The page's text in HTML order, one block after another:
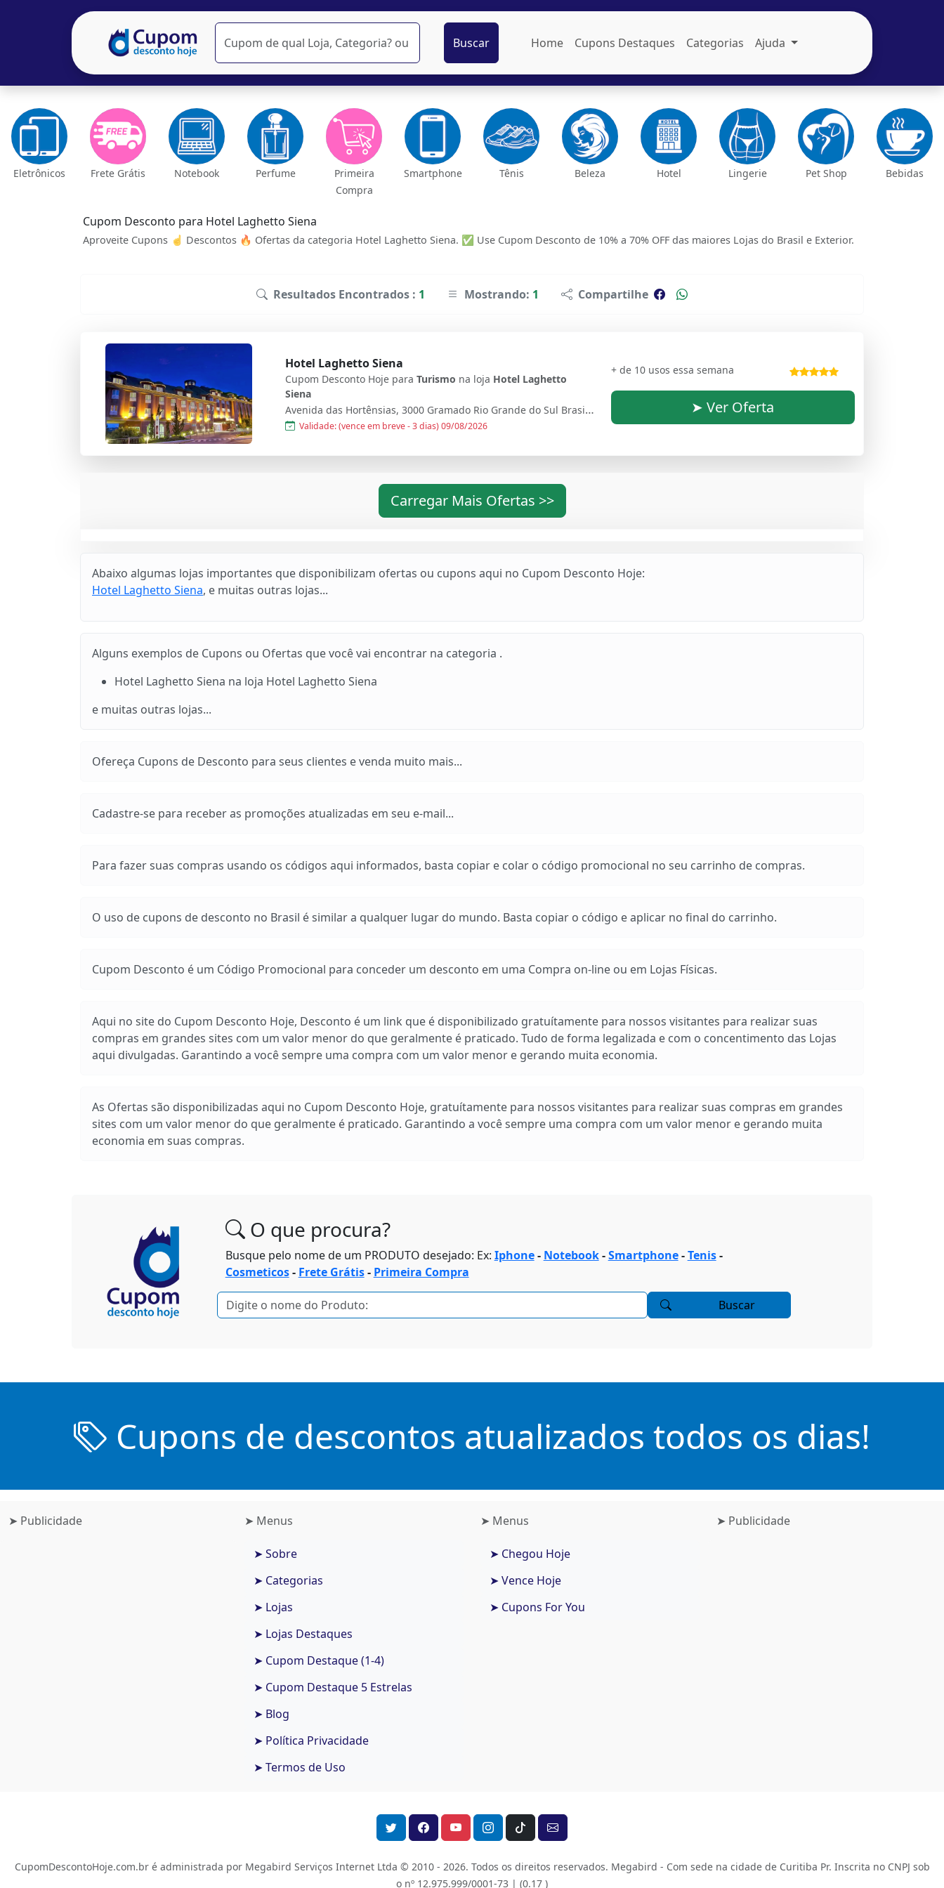
Buscar Home Cupons Destaques Categorias Ajuda
Eletrônicos Frete Grátis Notebook Perfume
Primeira
Compra
Smartphone Tênis Beleza Hotel Lingerie Pet Shop Bebidas
Cupom Desconto para Hotel Laghetto Siena
Aproveite Cupons ☝ Descontos 🔥 Ofertas da categoria Hotel Laghetto Siena. ✅ Use Cupom Desconto de 10% a 70% OFF das maiores Lojas do Brasil e Exterior.
Resultados Encontrados : 1 Mostrando: 1 Compartilhe
Hotel Laghetto Siena
Cupom Desconto Hoje para Turismo na loja Hotel Laghetto
Siena
Avenida das Hortênsias, 3000 Gramado Rio Grande do Sul Brasil - 95670000
Validade: (vence em breve - 3 dias) 09/08/2026
+ de 10 usos essa semana
➤ Ver Oferta
Carregar Mais Ofertas >>
Abaixo algumas lojas importantes que disponibilizam ofertas ou cupons aqui no Cupom Desconto Hoje:
Hotel Laghetto Siena, e muitas outras lojas...
Alguns exemplos de Cupons ou Ofertas que você vai encontrar na categoria .
Hotel Laghetto Siena na loja Hotel Laghetto Siena
e muitas outras lojas...
Ofereça Cupons de Desconto para seus clientes e venda muito mais...
Cadastre-se para receber as promoções atualizadas em seu e-mail...
Para fazer suas compras usando os códigos aqui informados, basta copiar e colar o código promocional no seu carrinho de compras.
O uso de cupons de desconto no Brasil é similar a qualquer lugar do mundo. Basta copiar o código e aplicar no final do carrinho.
Cupom Desconto é um Código Promocional para conceder um desconto em uma Compra on-line ou em Lojas Físicas.
Aqui no site do Cupom Desconto Hoje, Desconto é um link que é disponibilizado gratuítamente para nossos visitantes para realizar suas
compras em grandes sites com um valor menor do que geralmente é praticado. Tudo de forma legalizada e com o concentimento das Lojas
aqui divulgadas. Garantindo a você sempre uma compra com um valor menor e gerando muita economia.
As Ofertas são disponibilizadas aqui no Cupom Desconto Hoje, gratuítamente para nossos visitantes para realizar suas compras em grandes
sites com um valor menor do que geralmente é praticado. Garantindo a você sempre uma compra com um valor menor e gerando muita
economia em suas compras.
O que procura?
Busque pelo nome de um PRODUTO desejado: Ex: Iphone- Notebook-Smartphone-Tenis-
Cosmeticos- Frete Grátis- Primeira Compra
Buscar
Cupons de descontos atualizados todos os dias!
➤ Publicidade ➤ Menus
➤ Sobre
➤ Categorias
➤ Lojas
➤ Lojas Destaques
➤ Cupom Destaque (1-4)
➤ Cupom Destaque 5 Estrelas
➤ Blog
➤ Política Privacidade
➤ Termos de Uso
➤ Menus
➤ Chegou Hoje
➤ Vence Hoje
➤ Cupons For You
➤ Publicidade
CupomDescontoHoje.com.br é administrada por Megabird Serviços Internet Ltda © 2010 - 2026. Todos os direitos reservados. Megabird - Com sede na cidade de Curitiba Pr. Inscrita no CNPJ sob
o nº 12.975.999/0001-73 | (0.17 )